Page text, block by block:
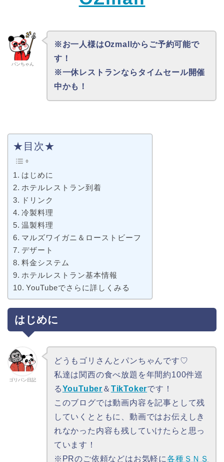
パンちゃん
※お一人様はOzmallからご予約可能で
す！
※一休レストランならタイムセール開催
中かも！
★目次★
はじめに
ホテルレストラン到着
ドリンク
冷製料理
温製料理
マルズワイガニ＆ローストビーフ
デザート
料金システム
ホテルレストラン基本情報
YouTubeでさらに詳しくみる
はじめに
ゴリパン日記
どうもゴリさんとパンちゃんです♡
私達は関西の食べ放題を年間約100件巡
るYouTuber ＆ TikTokerです！
このブログでは動画内容を記事として残
していくとともに、動画ではお伝えしき
れなかった内容も残していけたらと思っ
ています！
※PRのご依頼などはお気軽に各種ＳＮＳ